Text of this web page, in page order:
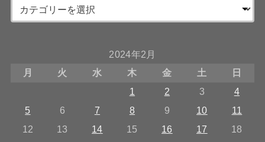
2024年2月
月
火 水 木 金 土
日
1
2 3
4
5
6 7 8 9 10
11
12
13 14 15 16 17
18